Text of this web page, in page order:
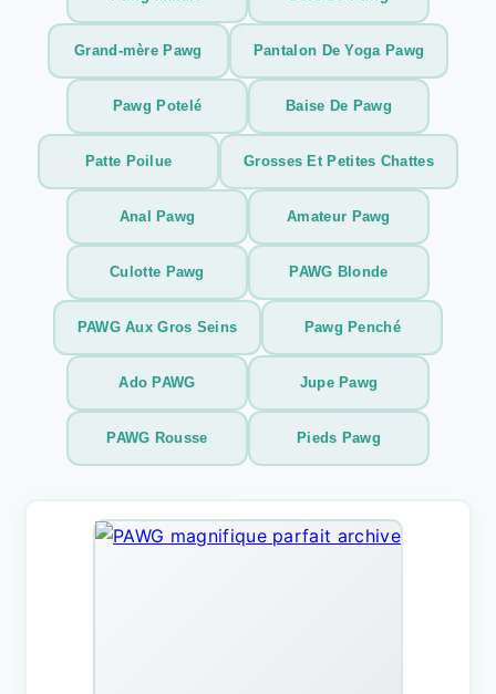
Grand-mère Pawg Pantalon De Yoga Pawg
Pawg Potelé Baise De Pawg
Patte Poilue Grosses Et Petites Chattes
Anal Pawg Amateur Pawg
Culotte Pawg PAWG Blonde
PAWG Aux Gros Seins Pawg Penché
Ado PAWG Jupe Pawg
PAWG Rousse Pieds Pawg